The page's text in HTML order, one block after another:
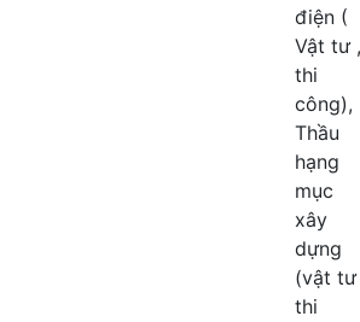
điện (
Vật tư ,
thi
công),
Thầu
hạng
mục
xây
dựng
(vật tư
thi